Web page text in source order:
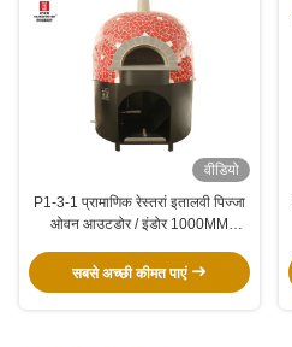
वीडियो
P1-3-1 प्रामाणिक रेस्तरां इतालवी पिज्जा
ओवन आउटडोर / इंडोर 1000MM
सबसे अच्छी कीमत पाएं